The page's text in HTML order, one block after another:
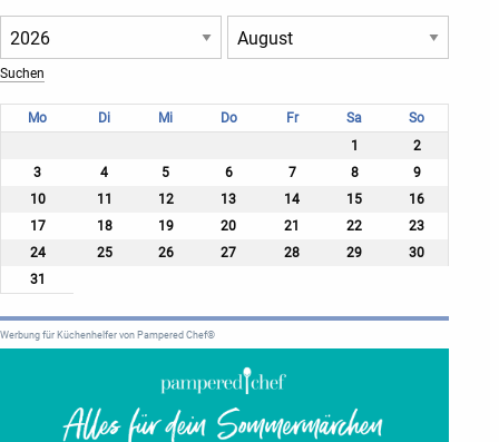
Mo Di Mi Do Fr Sa
So
1
2
3
4 5 6 7 8
9
10
11 12 13 14 15
16
17
18 19 20 21 22
23
24
25 26 27 28 29
30
31
Werbung für Küchenhelfer von Pampered Chef®